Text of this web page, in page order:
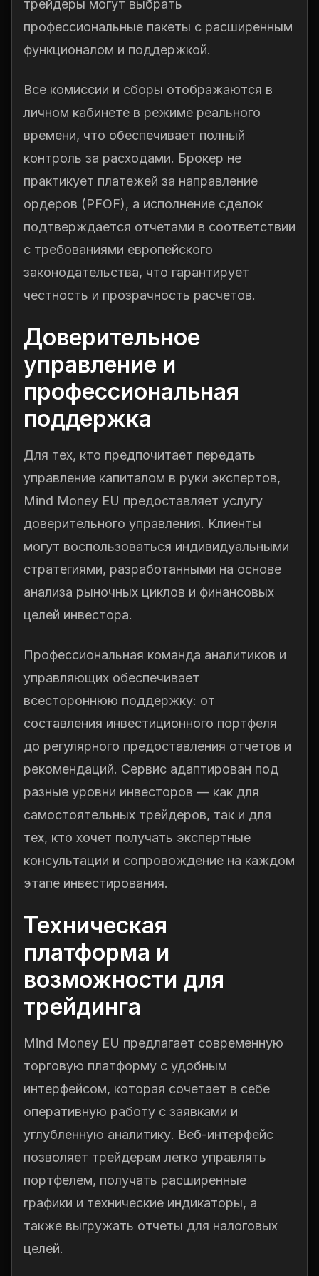
трейдеры могут выбрать
профессиональные пакеты с расширенным
функционалом и поддержкой.
Все комиссии и сборы отображаются в
личном кабинете в режиме реального
времени, что обеспечивает полный
контроль за расходами. Брокер не
практикует платежей за направление
ордеров (PFOF), а исполнение сделок
подтверждается отчетами в соответствии
с требованиями европейского
законодательства, что гарантирует
честность и прозрачность расчетов.
Доверительное
управление и
профессиональная
поддержка
Для тех, кто предпочитает передать
управление капиталом в руки экспертов,
Mind Money EU предоставляет услугу
доверительного управления. Клиенты
могут воспользоваться индивидуальными
стратегиями, разработанными на основе
анализа рыночных циклов и финансовых
целей инвестора.
Профессиональная команда аналитиков и
управляющих обеспечивает
всестороннюю поддержку: от
составления инвестиционного портфеля
до регулярного предоставления отчетов и
рекомендаций. Сервис адаптирован под
разные уровни инвесторов — как для
самостоятельных трейдеров, так и для
тех, кто хочет получать экспертные
консультации и сопровождение на каждом
этапе инвестирования.
Техническая
платформа и
возможности для
трейдинга
Mind Money EU предлагает современную
торговую платформу с удобным
интерфейсом, которая сочетает в себе
оперативную работу с заявками и
углубленную аналитику. Веб-интерфейс
позволяет трейдерам легко управлять
портфелем, получать расширенные
графики и технические индикаторы, а
также выгружать отчеты для налоговых
целей.